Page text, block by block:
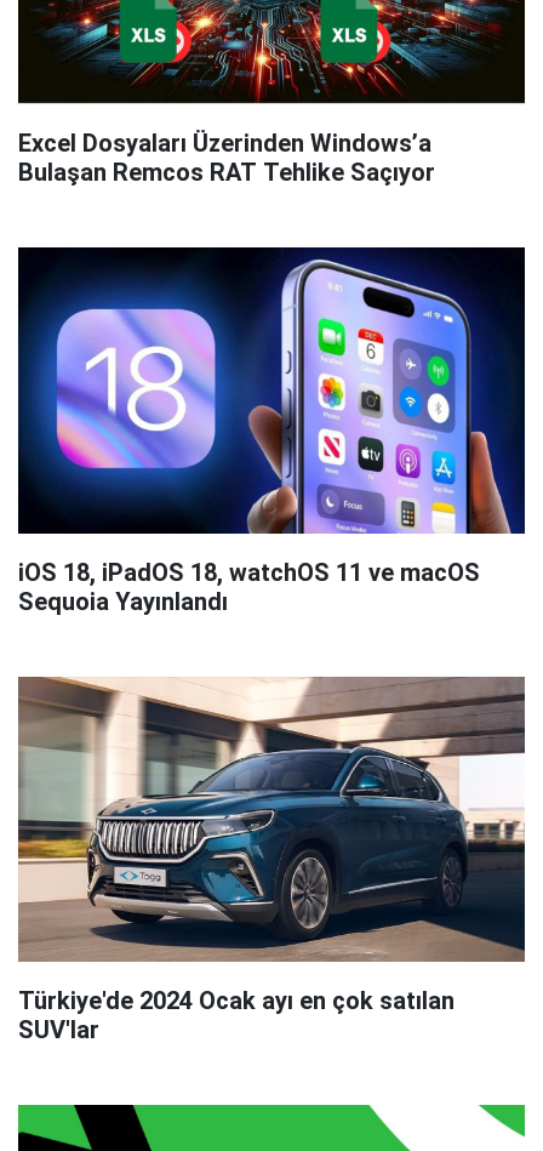
Excel Dosyaları Üzerinden Windows’a
Bulaşan Remcos RAT Tehlike Saçıyor
iOS 18, iPadOS 18, watchOS 11 ve macOS
Sequoia Yayınlandı
Türkiye'de 2024 Ocak ayı en çok satılan
SUV'lar